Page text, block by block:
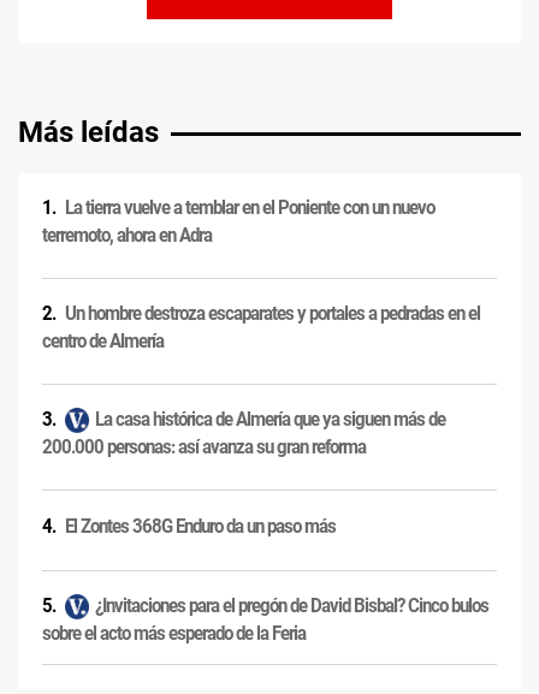
Más leídas
La tierra vuelve a temblar en el Poniente con un nuevo
terremoto, ahora en Adra
Un hombre destroza escaparates y portales a pedradas en el
centro de Almería
La casa histórica de Almería que ya siguen más de
200.000 personas: así avanza su gran reforma
El Zontes 368G Enduro da un paso más
¿Invitaciones para el pregón de David Bisbal? Cinco bulos
sobre el acto más esperado de la Feria